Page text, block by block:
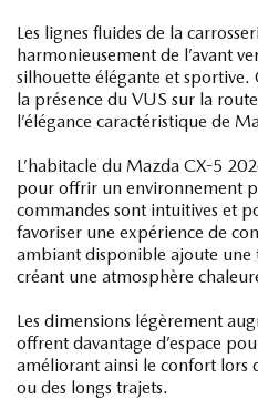
Les lignes fluides de la
harmonieusement de l’avant
silhouette élégante et
la présence du VUS sur la
l’élégance caractéristique de
L’habitacle du Mazda CX-5
pour offrir un environnement
commandes sont intuitives et
favoriser une expérience de
ambiant disponible ajoute une
créant une atmosphère
Les dimensions légèrement
offrent davantage d’espace
améliorant ainsi le confort lors
ou des longs trajets.